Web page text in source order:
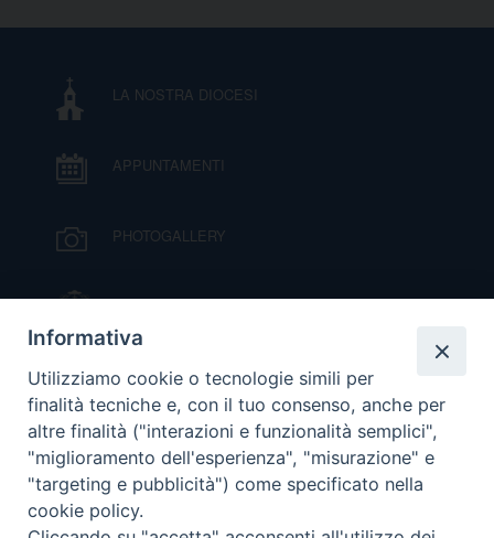
LA NOSTRA DIOCESI
APPUNTAMENTI
PHOTOGALLERY
IL VESCOVO MONS. ORAZIO FRANCESCO
PIAZZA
VIDEOGALLERY
ORARI S. MESSE
MODULISTICA
Informativa
Utilizziamo cookie o tecnologie simili per
finalità tecniche e, con il tuo consenso, anche per
altre finalità ("interazioni e funzionalità semplici",
"miglioramento dell'esperienza", "misurazione" e
"targeting e pubblicità") come specificato nella
cookie policy.